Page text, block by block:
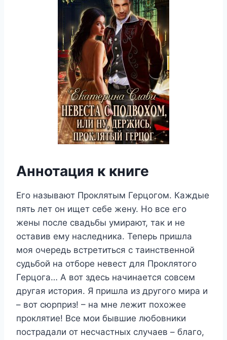
Аннотация к книге
Его называют Проклятым Герцогом. Каждые
пять лет он ищет себе жену. Но все его
жены после свадьбы умирают, так и не
оставив ему наследника. Теперь пришла
моя очередь встретиться с таинственной
судьбой на отборе невест для Проклятого
Герцога… А вот здесь начинается совсем
другая история. Я пришла из другого мира и
– вот сюрприз! – на мне лежит похожее
проклятие! Все мои бывшие любовники
пострадали от несчастных случаев – благо,